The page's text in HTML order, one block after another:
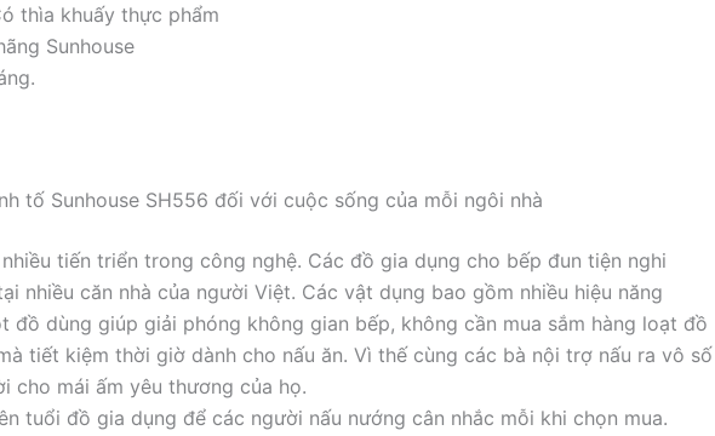
thìa khuấy thực phẩm
Sunhouse
tố Sunhouse SH556 đối với cuộc sống của mỗi ngôi nhà
tiến triển trong công nghệ. Các đồ gia dụng cho bếp đun tiện nghi
nhiều căn nhà của người Việt. Các vật dụng bao gồm nhiều hiệu năng
đồ dùng giúp giải phóng không gian bếp, không cần mua sắm hàng loạt đồ
tiết kiệm thời giờ dành cho nấu ăn. Vì thế cùng các bà nội trợ nấu ra vô số
cho mái ấm yêu thương của họ.
tuổi đồ gia dụng để các người nấu nướng cân nhắc mỗi khi chọn mua.